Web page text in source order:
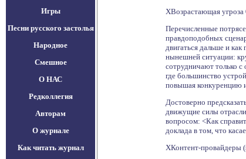
Игры
Песни русского застолья
Народное
Смешное
О НАС
Редколлегия
Авторам
О журнале
Как читать журнал
ХВозрастающая угроза
Перечисленные
правдоподобных
двигаться дальше и
нынешней ситуации:
сотрудничают только
где большинство
повышая конкуренцию
Достоверно
движущие силы
вопросом: <Как
доклада в том, что
ХКонтент-провайдеры